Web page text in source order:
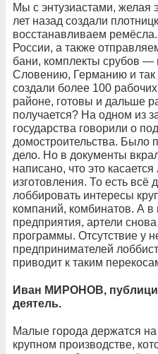
Мы с энтузиастами, желая
лет назад создали
восстанавливаем
России, а также
бани, комплекты срубов
Словению, Германию и так
создали более 100
районе, готовы и дальше
получается? На одном из
государства говорили о
домостроительства.
дело. Но в документы
написано, что это
изготовления. То есть всё
лоббировать интересы
компаний, комбинатов. А
предприятия, артели
программы. Отсутствие у
предпринимателей
приводит к таким
Иван МИРОНОВ,
деятель.
Малые города держатся
крупном производстве,